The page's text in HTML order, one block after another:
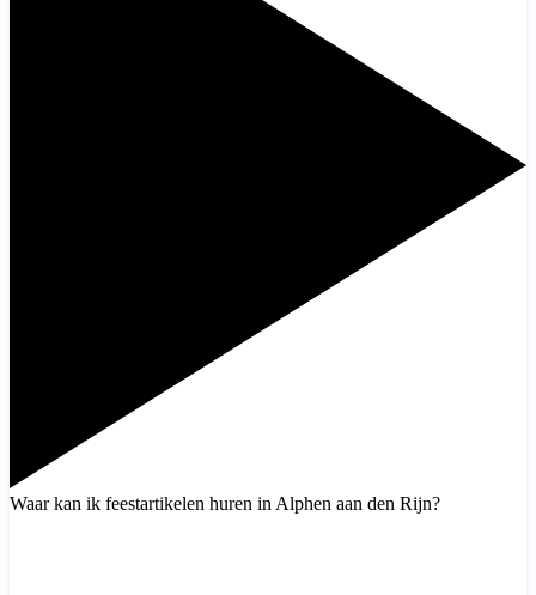
Waar kan ik feestartikelen huren in Alphen aan den Rijn?